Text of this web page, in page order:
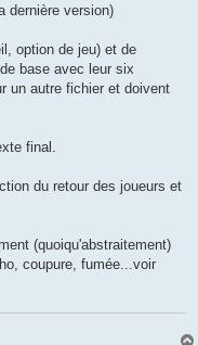
dernière version)
option de jeu) et de
base avec leur six
un autre fichier et doivent
final.
du retour des joueurs et
(quoiqu'abstraitement)
coupure, fumée...voir